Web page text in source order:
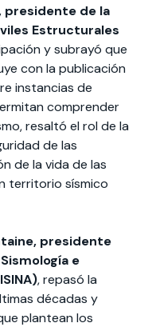
presidente de la
Estructurales
y subrayó que
con la publicación
instancias de
comprender
resaltó el rol de la
de las
de la vida de las
territorio sísmico
presidente
e
, repasó la
décadas y
plantean los